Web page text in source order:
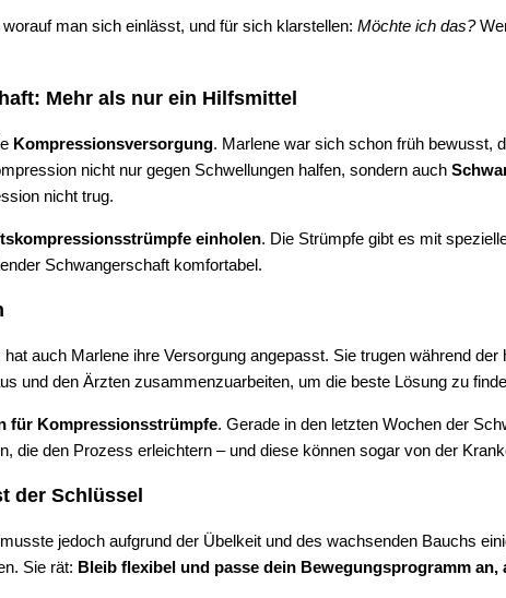
man sich einlässt, und für sich klarstellen: Möchte ich das?
Mehr als nur ein Hilfsmittel
Kompressionsversorgung. Marlene war sich schon früh bewusst,
nicht nur gegen Schwellungen halfen, sondern auch
nicht trug.
einholen. Die Strümpfe gibt es mit
Schwangerschaft komfortabel.
auch Marlene ihre Versorgung angepasst. Sie trugen während
und den Ärzten zusammenzuarbeiten, um die beste Lösung zu
für Kompressionsstrümpfe. Gerade in den letzten Wochen der
die den Prozess erleichtern – und diese können sogar von der
der Schlüssel
jedoch aufgrund der Übelkeit und des wachsenden Bauchs
Sie rät: Bleib flexibel und passe dein Bewegungsprogramm an,